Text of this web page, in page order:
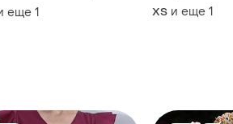
еще 1 ХS и еще 1